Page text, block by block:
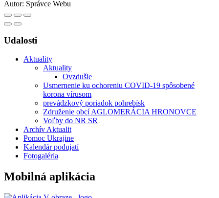
Autor: Správce Webu
Udalosti
Aktuality
Aktuality
Ovzdušie
Usmernenie ku ochoreniu COVID-19 spôsobené
korona vírusom
prevádzkový poriadok pohrebísk
Združenie obcí AGLOMERÁCIA HRONOVCE
Voľby do NR SR
Archív Aktualit
Pomoc Ukrajine
Kalendár podujatí
Fotogaléria
Mobilná aplikácia